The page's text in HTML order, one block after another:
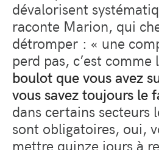
dévalorisent
raconte Marion, qui
détromper : « une
perd pas, c’est comme
boulot que vous avez
vous savez toujours le
dans certains secteurs
sont obligatoires, oui,
mettre quinze jours à